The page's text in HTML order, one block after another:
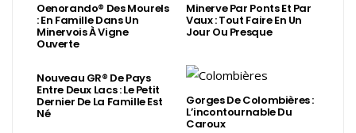
Oenorando® Des Mourels
: En Famille Dans Un
Minervois À Vigne
Ouverte
Minerve Par Ponts Et Par
Vaux : Tout Faire En Un
Jour Ou Presque
Nouveau GR® De Pays
Entre Deux Lacs : Le Petit
Dernier De La Famille Est
Né
Gorges De Colombières :
L’incontournable Du
Caroux